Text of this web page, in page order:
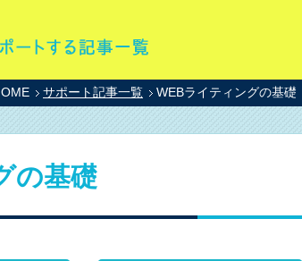
サポート記事一覧 WEBライティングの基礎
の基礎